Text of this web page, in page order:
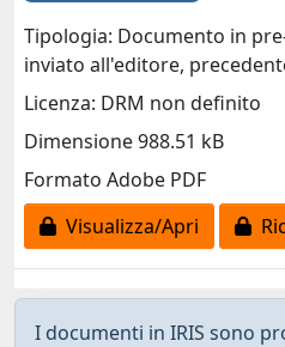
Tipologia: Documento in
inviato all'editore,
Licenza: DRM non definito
Dimensione 988.51 kB
Formato Adobe PDF
Visualizza/Apri
I documenti in IRIS sono